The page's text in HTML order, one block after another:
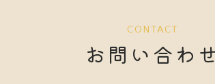
CONTACT
お問い合わ